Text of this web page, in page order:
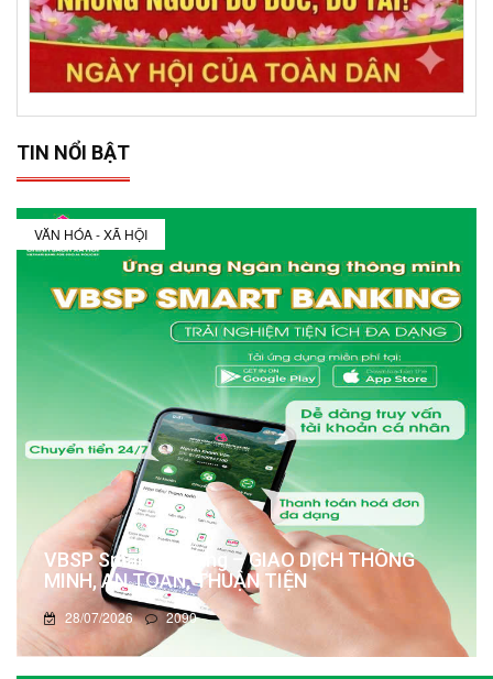
TIN NỔI BẬT
VĂN HÓA - XÃ HỘI
VBSP Smart Banking – GIAO DỊCH THÔNG
MINH, AN TOÀN, THUẬN TIỆN
28/07/2026 2090